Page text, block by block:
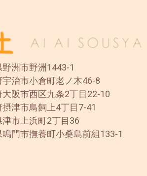
洲市野洲1443-1
治市小倉町老ノ木46-8
阪市西区九条2丁目22-10
津市鳥飼上4丁目7-41
市上浜町2丁目36
市撫養町小桑島前組133-1